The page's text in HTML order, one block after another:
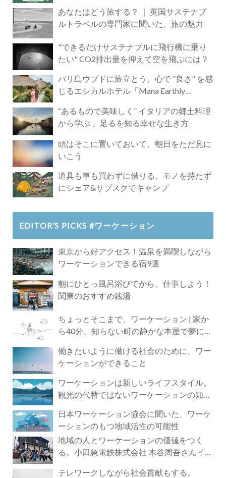
あなたはどう旅する？ ｜ 英国サステナブ
ルトラベルの専門家に聞いた、旅の魅力
"できるだけサステナブルに飛行機に乗り
たい" CO2排出量を抑えて空を飛ぶには？
バリ島ウブドに旅立とう。心で ”良さ" を感
じるエシカルホテル「Mana Earthly
“あるもので美味しく” イタリアの郷土料理
から学ぶ 、足るを知る幸せな生き方
頭はそこに置いておいて。朝日をただ見に
いこう
道具も車も買わずに借りる。モノを持たず
にシェア&サブスクでキャンプ
EDITOR’S PICKS #ワーケーション
東京から好アクセス！温泉を満喫しながら
ワーケーションできる宿9選
朝にひとっ風呂浴びてから、仕事しよう！
関東のおすすめ銭湯
ちょっとそこまで、ワーケーション | 家か
ら40分、知らない町の静かな本屋で夢に近
働きたいように働ける社会のために、ワー
ケーションができること
ワーケーションは新しいライフスタイル。
観光の代替ではないワーケーションの知ら
日本ワーケーション協会に聞いた、ワーケ
ーションのもつ地域活性の可能性
地域の人とワーケーションの価値をつく
る。小田急電鉄株式会社 木谷周吾さんイン
テレワークしながら社会貢献もする。